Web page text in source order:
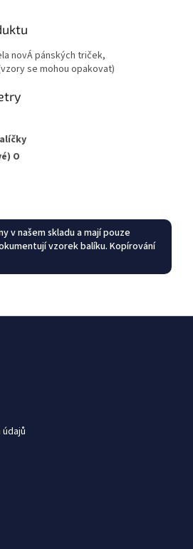
novÁ pánských triček,
se mohou opakovat)
O
v našem skladu a mají pouze
vzorek balíku. Kopírování